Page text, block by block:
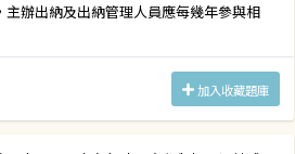
主辦出納及出納管理人員應每幾年參與相
加入收藏題庫